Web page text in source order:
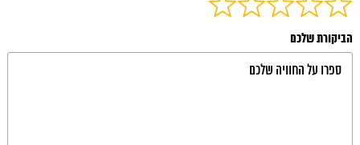
הביקורת שלכם